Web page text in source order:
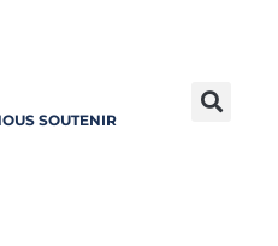
SOUTENIR